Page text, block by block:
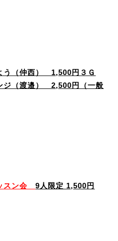
う（仲西） 1,500円３Ｇ
ジ（渡邉） 2,500円（一般
スン会9人限定 1,500円